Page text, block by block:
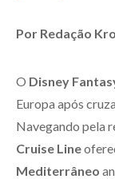
Por Redação
O Disney
Europa após
Navegando pela
Cruise Line
Mediterrâneo